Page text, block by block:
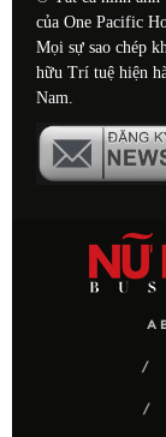
của One Pacific
Mọi sự sao chép
hữu Trí tuệ hiện
Nam.